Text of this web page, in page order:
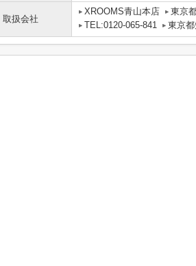
取扱会社
XROOMS青山本店
東京
TEL:0120-065-841
東京